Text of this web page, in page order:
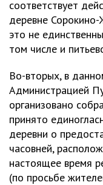
соответствует
деревне
это не
том числе и
Во-вторых, в
Администрацией
организовано
принято
деревни о
часовней,
настоящее время
(по просьбе